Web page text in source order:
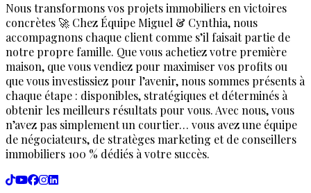
Nous transformons vos projets immobiliers en victoires
concrètes 🚀 Chez Équipe Miguel & Cynthia, nous
accompagnons chaque client comme s’il faisait partie de
notre propre famille. Que vous achetiez votre première
maison, que vous vendiez pour maximiser vos profits ou
que vous investissiez pour l’avenir, nous sommes présents à
chaque étape : disponibles, stratégiques et déterminés à
obtenir les meilleurs résultats pour vous. Avec nous, vous
n’avez pas simplement un courtier… vous avez une équipe
de négociateurs, de stratèges marketing et de conseillers
immobiliers 100 % dédiés à votre succès.